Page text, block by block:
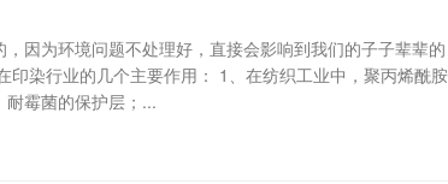
因为环境问题不处理好，直接会影响到我们的子子辈辈
染行业的几个主要作用： 1、在纺织工业中，聚丙烯酰
霉菌的保护层；...